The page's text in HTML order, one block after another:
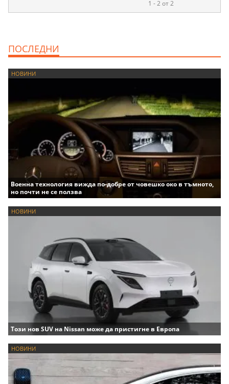
1 - 2 от 2
ПОСЛЕДНИ
НОВИНИ
Военна технология вижда по-добре от човешко око в тъмното,
но почти не се ползва
НОВИНИ
Този нов SUV на Nissan може да пристигне в Европа
НОВИНИ